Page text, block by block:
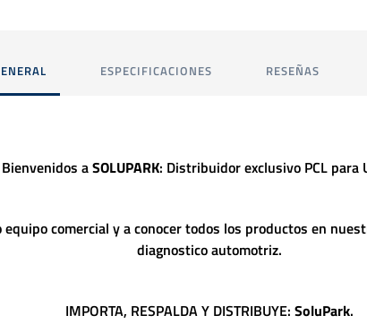
ESPECIFICACIONES RESEÑAS
Bienvenidos aSOLUPARK: Distribuidor exclusivo PCL para
comercial y a conocer todos los productos en
diagnostico automotriz.
IMPORTA, RESPALDA Y DISTRIBUYE: SoluPark.